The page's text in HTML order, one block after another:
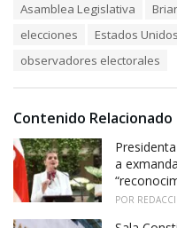
s
:
Asamblea Legislativa
elecciones
Estados Unidos
observadores electorales
Contenido Relacionado
a
POR